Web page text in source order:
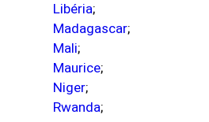
Libéria;
Madagascar;
Mali;
Maurice;
Niger;
Rwanda;